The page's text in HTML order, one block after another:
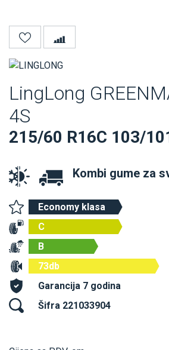
LingLong
4S
215/60 R16C 103/
Kombi gume za
Economy klasa
C
B
73db
Garancija 7 godina
Šifra 221033904